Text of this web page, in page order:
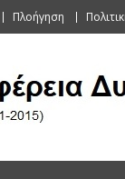
Πλοήγηση